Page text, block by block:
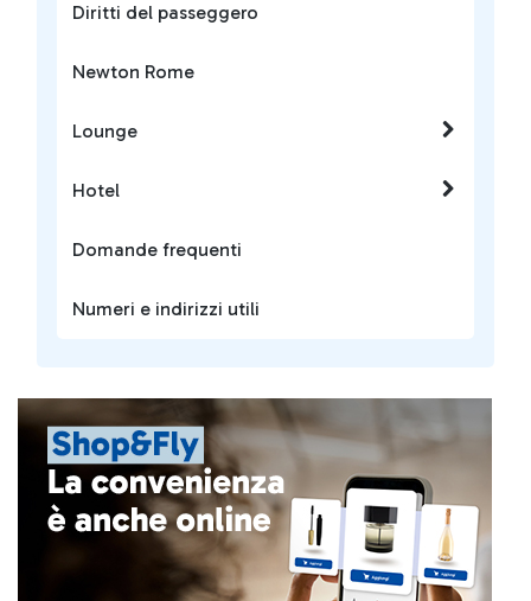
Diritti del passeggero
Newton Rome
Lounge
Hotel
Domande frequenti
Numeri e indirizzi utili